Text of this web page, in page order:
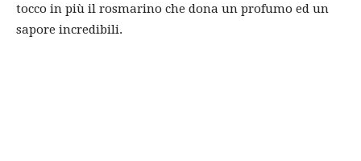
tocco in più il rosmarino che dona un profumo ed un
sapore incredibili.